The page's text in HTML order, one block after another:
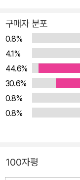
구매자 분포
0.8%
4.1%
44.6%
30.6%
0.8%
0.8%
100자평